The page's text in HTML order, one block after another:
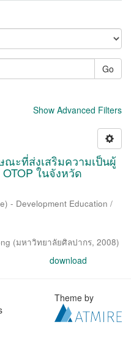
Go
Show Advanced Filters
ะที่ส่งเสริมความเป็นผู้
ในจังหวัด
- Development Education /
(มหาวิทยาลัยศิลปากร, 2008)
download
Theme by